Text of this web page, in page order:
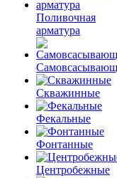
Поливочная
арматура
Скважинные
Фекальные
Фонтанные
Центробежные